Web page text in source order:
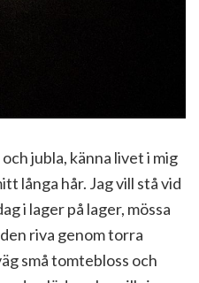
jubla, känna livet i mig
långa hår. Jag vill stå vid
i lager på lager, mössa
riva genom torra
små tomtebloss och